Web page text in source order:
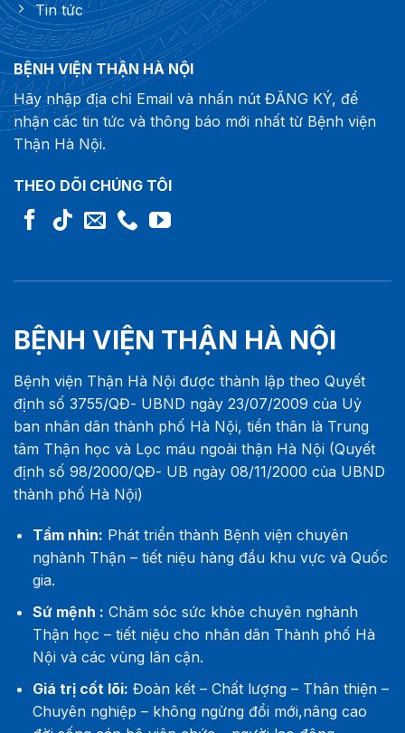
Tin tức
BỆNH VIỆN THẬN HÀ NỘI
Hãy nhập địa chỉ Email và nhấn nút ĐĂNG KÝ, để
nhận các tin tức và thông báo mới nhất từ Bệnh viện
Thận Hà Nội.
THEO DÕI CHÚNG TÔI
BỆNH VIỆN THẬN HÀ NỘI
Bệnh viện Thận Hà Nội được thành lập theo Quyết
định số 3755/QĐ- UBND ngày 23/07/2009 của Uỷ
ban nhân dân thành phố Hà Nội, tiền thân là Trung
tâm Thận học và Lọc máu ngoài thận Hà Nội (Quyết
định số 98/2000/QĐ- UB ngày 08/11/2000 của UBND
thành phố Hà Nội)
Tầm nhìn: Phát triển thành Bệnh viện chuyên
nghành Thận – tiết niệu hàng đầu khu vực và Quốc
gia.
Sứ mệnh : Chăm sóc sức khỏe chuyên nghành
Thận học – tiết niệu cho nhân dân Thành phố Hà
Nội và các vùng lân cận.
Giá trị cốt lõi: Đoàn kết – Chất lượng – Thân thiện –
Chuyên nghiệp – không ngừng đổi mới,nâng cao